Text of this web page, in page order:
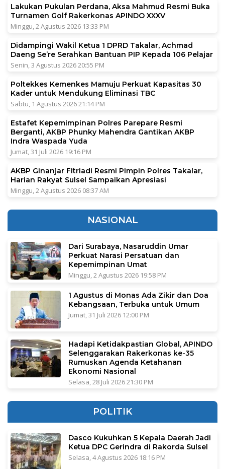
Lakukan Pukulan Perdana, Aksa Mahmud Resmi Buka
Turnamen Golf Rakerkonas APINDO XXXV
Minggu, 2 Agustus 2026 13:33 PM
Didampingi Wakil Ketua 1 DPRD Takalar, Achmad
Daeng Se’re Serahkan Bantuan PIP Kepada 106 Pelajar
Senin, 3 Agustus 2026 20:55 PM
Poltekkes Kemenkes Mamuju Perkuat Kapasitas 30
Kader untuk Mendukung Eliminasi TBC
Sabtu, 1 Agustus 2026 21:14 PM
Estafet Kepemimpinan Polres Parepare Resmi
Berganti, AKBP Phunky Mahendra Gantikan AKBP
Indra Waspada Yuda
Jumat, 31 Juli 2026 19:16 PM
AKBP Ginanjar Fitriadi Resmi Pimpin Polres Takalar,
Harian Rakyat Sulsel Sampaikan Apresiasi
Minggu, 2 Agustus 2026 08:37 AM
NASIONAL
Dari Surabaya, Nasaruddin Umar
Perkuat Narasi Persatuan dan
Kepemimpinan Umat
Minggu, 2 Agustus 2026 19:58 PM
1 Agustus di Monas Ada Zikir dan Doa
Kebangsaan, Terbuka untuk Umum
Jumat, 31 Juli 2026 12:00 PM
Hadapi Ketidakpastian Global, APINDO
Selenggarakan Rakerkonas ke-35
Rumuskan Agenda Ketahanan
Ekonomi Nasional
Selasa, 28 Juli 2026 21:30 PM
POLITIK
Dasco Kukuhkan 5 Kepala Daerah Jadi
Ketua DPC Gerindra di Rakorda Sulsel
Selasa, 4 Agustus 2026 18:16 PM